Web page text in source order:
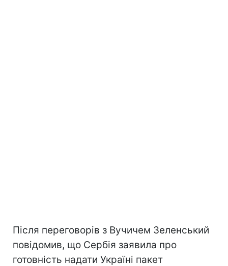
Після переговорів з Вучичем Зеленський
повідомив, що Сербія заявила про
готовність надати Україні пакет